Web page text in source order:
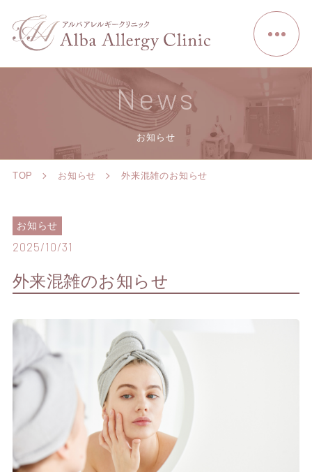
News
お知らせ
TOP お知らせ 外来混雑のお知らせ
お知らせ
2025/10/31
外来混雑のお知らせ